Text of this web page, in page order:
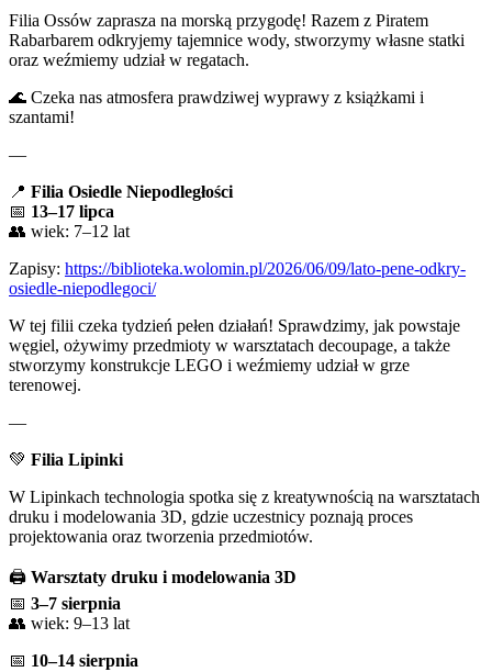
Filia Ossów zaprasza na morską przygodę! Razem z Piratem
Rabarbarem odkryjemy tajemnice wody, stworzymy własne statki
oraz weźmiemy udział w regatach.
🌊 Czeka nas atmosfera prawdziwej wyprawy z książkami i
szantami!
—
📍 Filia Osiedle Niepodległości
📅 13–17 lipca
👥 wiek: 7–12 lat
Zapisy: https://biblioteka.wolomin.pl/2026/06/09/lato-pene-odkry-
osiedle-niepodlegoci/
W tej filii czeka tydzień pełen działań! Sprawdzimy, jak powstaje
węgiel, ożywimy przedmioty w warsztatach decoupage, a także
stworzymy konstrukcje LEGO i weźmiemy udział w grze
terenowej.
—
💚 Filia Lipinki
W Lipinkach technologia spotka się z kreatywnością na warsztatach
druku i modelowania 3D, gdzie uczestnicy poznają proces
projektowania oraz tworzenia przedmiotów.
🖨 Warsztaty druku i modelowania 3D
📅 3–7 sierpnia
👥 wiek: 9–13 lat
📅 10–14 sierpnia